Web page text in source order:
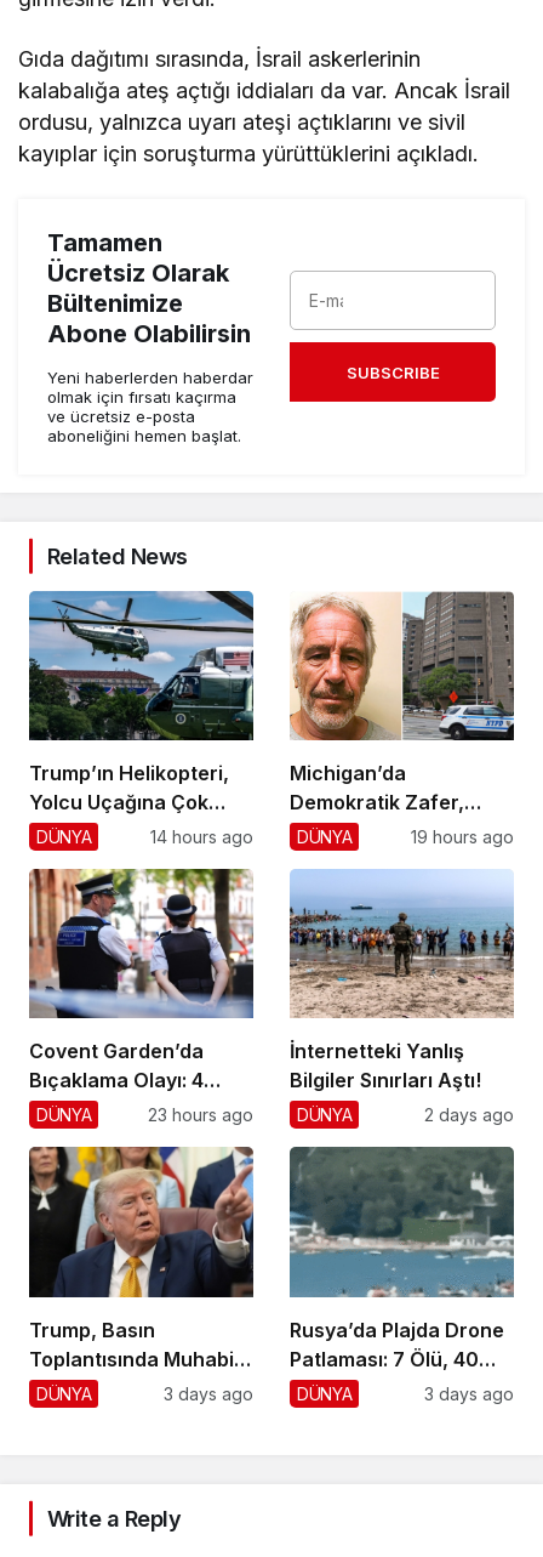
Gıda dağıtımı sırasında, İsrail askerlerinin
kalabalığa ateş açtığı iddiaları da var. Ancak İsrail
ordusu, yalnızca uyarı ateşi açtıklarını ve sivil
kayıplar için soruşturma yürüttüklerini açıkladı.
Tamamen
Ücretsiz Olarak
Bültenimize
Abone Olabilirsin
Yeni haberlerden haberdar
olmak için fırsatı kaçırma
ve ücretsiz e-posta
aboneliğini hemen başlat.
SUBSCRIBE
Related News
Trump’ın Helikopteri,
Yolcu Uçağına Çok
Yaklaştı!
DÜNYA 14 hours ago
Michigan’da
Demokratik Zafer,
Cumhuriyetçilere
DÜNYA 19 hours ago
Covent Garden’da
Bıçaklama Olayı: 4
Yaralı, 1 Gözaltı
DÜNYA 23 hours ago
İnternetteki Yanlış
Bilgiler Sınırları Aştı!
DÜNYA 2 days ago
Trump, Basın
Toplantısında Muhabiri
Fena Yerden Aldı
DÜNYA 3 days ago
Rusya’da Plajda Drone
Patlaması: 7 Ölü, 40
Yaralı
DÜNYA 3 days ago
Write a Reply